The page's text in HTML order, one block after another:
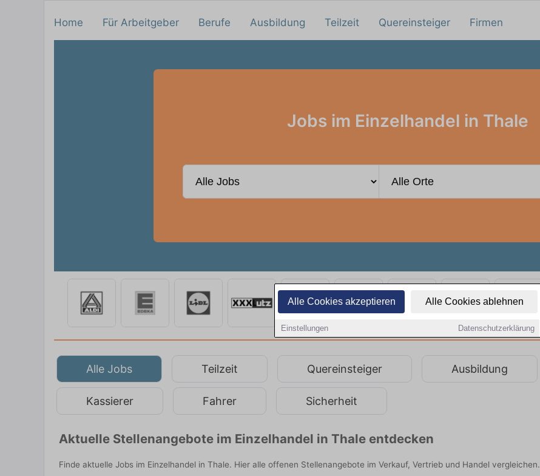
Alle Cookies akzeptieren Alle Cookies ablehnen
Einstellungen Datenschutzerklärung
Home Für Arbeitgeber Berufe Ausbildung Teilzeit Quereinsteiger Firmen
Jobs im Einzelhandel in Thale
Alle Jobs Teilzeit Quereinsteiger Ausbildung
Kassierer Fahrer Sicherheit
Aktuelle Stellenangebote im Einzelhandel in Thale entdecken
Finde aktuelle Jobs im Einzelhandel in Thale. Hier alle offenen Stellenangebote im Verkauf, Vertrieb und Handel vergleichen.